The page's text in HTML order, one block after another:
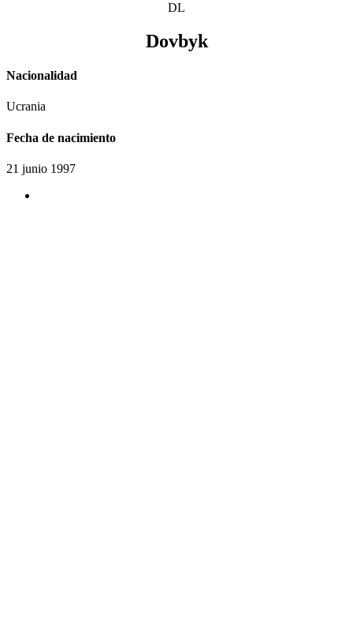
DL
Dovbyk
Nacionalidad
Ucrania
Fecha de nacimiento
21 junio 1997